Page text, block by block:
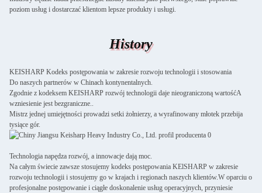
poziom usług i dostarczać klientom lepsze produkty i usługi.
History
KEISHARP Kodeks postępowania w zakresie rozwoju technologii i stosowania
Do naszych partnerów w Chinach kontynentalnych.
Zgodnie z kodeksem KEISHARP rozwój technologii daje nieograniczoną wartośćA
wzniesienie jest bezgraniczne..
Mistrz jednej umiejętności prowadzi setki żołnierzy, a wyrafinowany młotek przebija
tysiące gór.
Technologia napędza rozwój, a innowacje dają moc.
Na całym świecie zawsze stosujemy kodeks postępowania KElSHARP w zakresie
rozwoju technologii i stosujemy go w krajach i regionach naszych klientów.W oparciu o
profesjonalne postępowanie i ciągłe doskonalenie usług operacyjnych, przyniesie